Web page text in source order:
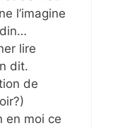
l’imagine
lire
dit.
de
en moi ce